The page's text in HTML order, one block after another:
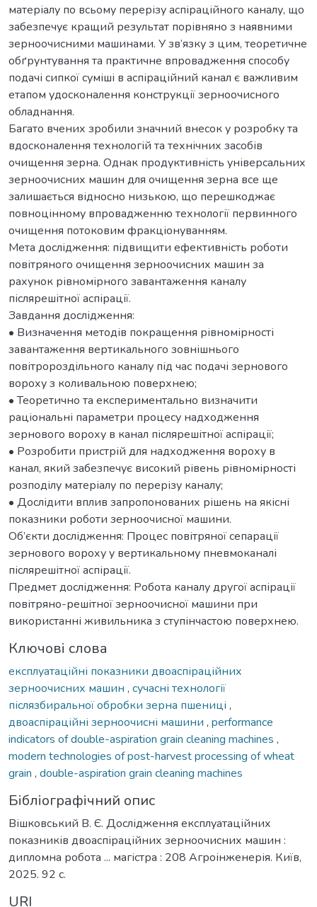
матеріалу по всьому перерізу аспіраційного каналу, що
забезпечує кращий результат порівняно з наявними
зерноочисними машинами. У зв’язку з цим, теоретичне
обґрунтування та практичне впровадження способу
подачі сипкої суміші в аспіраційний канал є важливим
етапом удосконалення конструкції зерноочисного
обладнання.
Багато вчених зробили значний внесок у розробку та
вдосконалення технологій та технічних засобів
очищення зерна. Однак продуктивність універсальних
зерноочисних машин для очищення зерна все ще
залишається відносно низькою, що перешкоджає
повноцінному впровадженню технології первинного
очищення потоковим фракціонуванням.
Мета дослідження: підвищити ефективність роботи
повітряного очищення зерноочисних машин за
рахунок рівномірного завантаження каналу
післярешітної аспірації.
Завдання дослідження:
• Визначення методів покращення рівномірності
завантаження вертикального зовнішнього
повітророздільного каналу під час подачі зернового
вороху з коливальною поверхнею;
• Теоретично та експериментально визначити
раціональні параметри процесу надходження
зернового вороху в канал післярешітної аспірації;
• Розробити пристрій для надходження вороху в
канал, який забезпечує високий рівень рівномірності
розподілу матеріалу по перерізу каналу;
• Дослідити вплив запропонованих рішень на якісні
показники роботи зерноочисної машини.
Об’єкти дослідження: Процес повітряної сепарації
зернового вороху у вертикальному пневмоканалі
післярешітної аспірації.
Предмет дослідження: Робота каналу другої аспірації
повітряно-решітної зерноочисної машини при
використанні живильника з ступінчастою поверхнею.
Ключові слова
експлуатаційні показники двоаспіраційних
зерноочисних машин , сучасні технології
післязбиральної обробки зерна пшениці ,
двоаспіраційні зерноочисні машини , performance
indicators of double-aspiration grain cleaning machines ,
modern technologies of post-harvest processing of wheat
grain , double-aspiration grain cleaning machines
Бібліографічний опис
Вішковський В. Є. Дослідження експлуатаційних
показників двоаспіраційних зерноочисних машин :
дипломна робота ... магістра : 208 Агроінженерія. Київ,
2025. 92 с.
URI